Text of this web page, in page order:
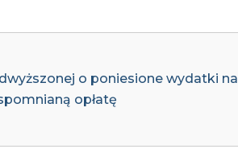
o poniesione wydatki na
opłatę